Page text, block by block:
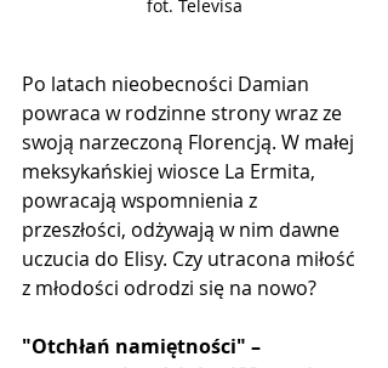
fot. Televisa
Po latach nieobecności Damian
powraca w rodzinne strony wraz ze
swoją narzeczoną Florencją. W małej
meksykańskiej wiosce La Ermita,
powracają wspomnienia z
przeszłości, odżywają w nim dawne
uczucia do Elisy. Czy utracona miłość
z młodości odrodzi się na nowo?
"Otchłań namiętności" –